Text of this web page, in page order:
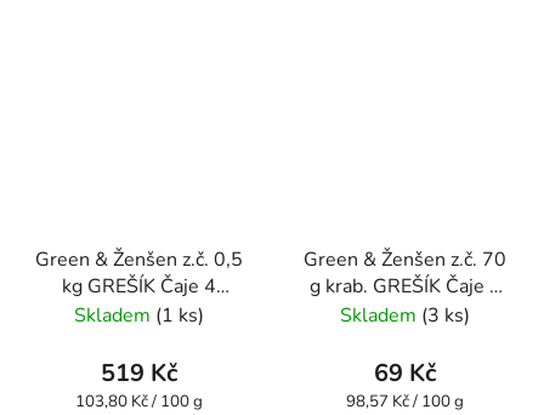
Green & Ženšen z.č. 0,5
kg GREŠÍK Čaje 4
světadílů
Skladem (1 ks)
519 Kč
Měrná
103,80 Kč / 100 g
Green & Ženšen z.č. 70
g krab. GREŠÍK Čaje 4
světadílů
Skladem (3 ks)
69 Kč
Měrná
98,57 Kč / 100 g